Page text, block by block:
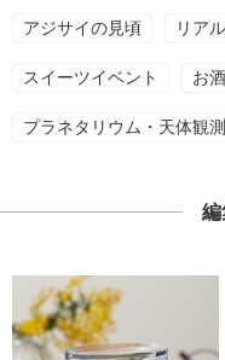
アジサイの見頃 リア
スイーツイベント お
プラネタリウム・天体観測